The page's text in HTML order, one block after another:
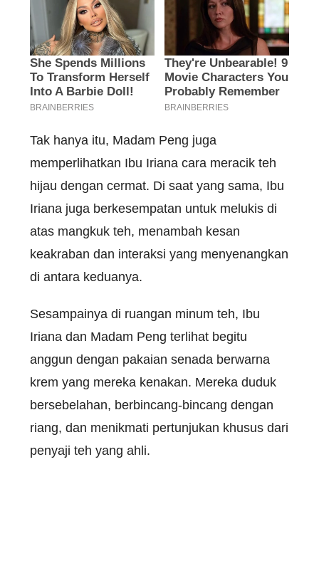
Tak hanya itu, Madam Peng juga
memperlihatkan Ibu Iriana cara meracik teh
hijau dengan cermat. Di saat yang sama, Ibu
Iriana juga berkesempatan untuk melukis di
atas mangkuk teh, menambah kesan
keakraban dan interaksi yang menyenangkan
di antara keduanya.
Sesampainya di ruangan minum teh, Ibu
Iriana dan Madam Peng terlihat begitu
anggun dengan pakaian senada berwarna
krem yang mereka kenakan. Mereka duduk
bersebelahan, berbincang-bincang dengan
riang, dan menikmati pertunjukan khusus dari
penyaji teh yang ahli.